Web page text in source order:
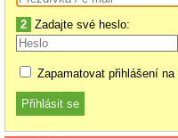
2 Zadajte své heslo:
Zapamatovat přihlášení